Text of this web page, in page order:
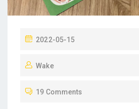
P
S
E
2022-05-15
Wake
19 Comments